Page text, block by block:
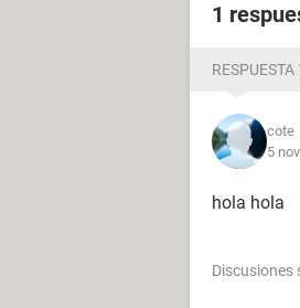
1
RESPUESTA
cote
5
hola hola
Discusiones